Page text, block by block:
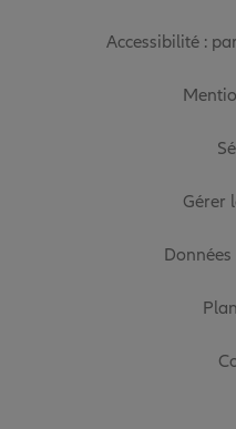
Accessibilité :
Gérer